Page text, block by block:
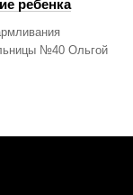
ребенка
№40 Ольгой